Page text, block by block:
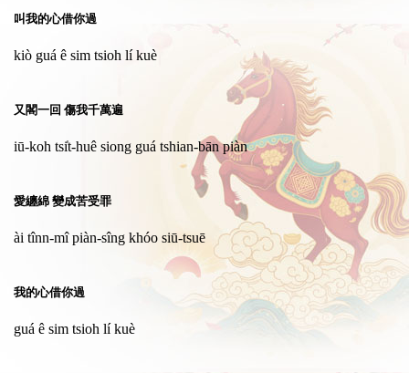
叫我的心借你過
kiò guá ê sim tsioh lí kuè
又閣一回 傷我千萬遍
iū-koh tsi̍t-huê siong guá tshian-bān piàn
愛纏綿 變成苦受罪
ài tînn-mî piàn-sîng khóo siū-tsuē
我的心借你過
guá ê sim tsioh lí kuè